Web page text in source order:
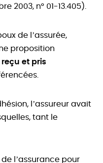
2003, n° 01-13.405).
de l’assurée,
proposition
et pris
l’assureur avait
tant le
l’assurance pour